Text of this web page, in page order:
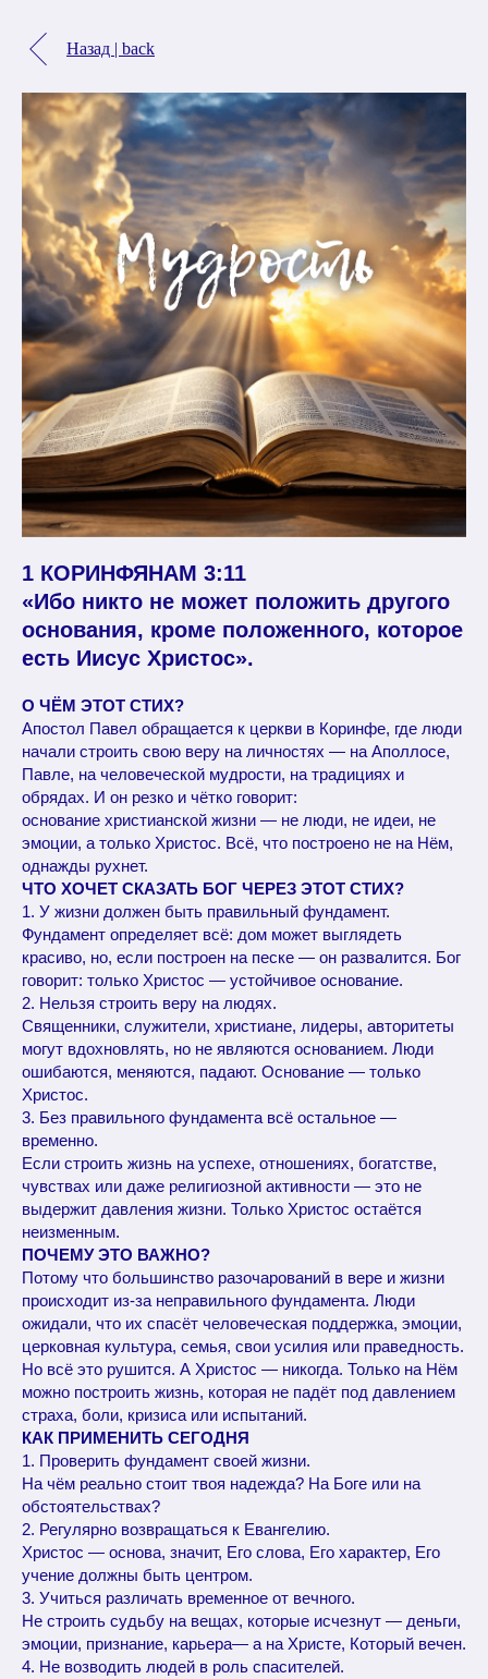
Назад | back
1 КОРИНФЯНАМ 3:11
«Ибо никто не может положить другого
основания, кроме положенного, которое
есть Иисус Христос».
О ЧЁМ ЭТОТ СТИХ?
Апостол Павел обращается к церкви в Коринфе, где люди
начали строить свою веру на личностях — на Аполлосе,
Павле, на человеческой мудрости, на традициях и
обрядах. И он резко и чётко говорит:
основание христианской жизни — не люди, не идеи, не
эмоции, а только Христос. Всё, что построено не на Нём,
однажды рухнет.
ЧТО ХОЧЕТ СКАЗАТЬ БОГ ЧЕРЕЗ ЭТОТ СТИХ?
1. У жизни должен быть правильный фундамент.
Фундамент определяет всё: дом может выглядеть
красиво, но, если построен на песке — он развалится. Бог
говорит: только Христос — устойчивое основание.
2. Нельзя строить веру на людях.
Священники, служители, христиане, лидеры, авторитеты
могут вдохновлять, но не являются основанием. Люди
ошибаются, меняются, падают. Основание — только
Христос.
3. Без правильного фундамента всё остальное —
временно.
Если строить жизнь на успехе, отношениях, богатстве,
чувствах или даже религиозной активности — это не
выдержит давления жизни. Только Христос остаётся
неизменным.
ПОЧЕМУ ЭТО ВАЖНО?
Потому что большинство разочарований в вере и жизни
происходит из-за неправильного фундамента. Люди
ожидали, что их спасёт человеческая поддержка, эмоции,
церковная культура, семья, свои усилия или праведность.
Но всё это рушится. А Христос — никогда. Только на Нём
можно построить жизнь, которая не падёт под давлением
страха, боли, кризиса или испытаний.
КАК ПРИМЕНИТЬ СЕГОДНЯ
1. Проверить фундамент своей жизни.
На чём реально стоит твоя надежда? На Боге или на
обстоятельствах?
2. Регулярно возвращаться к Евангелию.
Христос — основа, значит, Его слова, Его характер, Его
учение должны быть центром.
3. Учиться различать временное от вечного.
Не строить судьбу на вещах, которые исчезнут — деньги,
эмоции, признание, карьера— а на Христе, Который вечен.
4. Не возводить людей в роль спасителей.